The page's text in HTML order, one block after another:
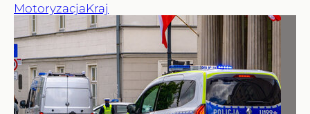
MotoryzacjaKraj